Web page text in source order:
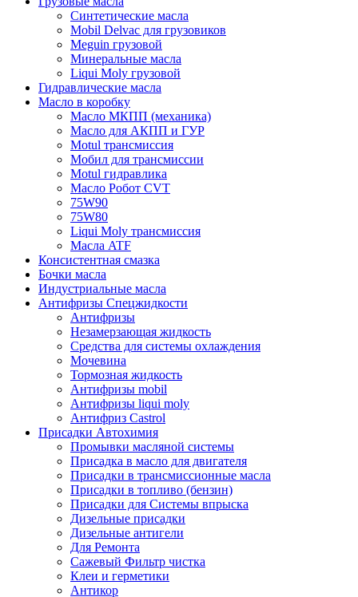
Синтетические масла
Mobil Delvac для грузовиков
Meguin грузовой
Минеральные масла
Liqui Moly грузовой
Гидравлические масла
Масло в коробку
Масло МКПП (механика)
Масло для АКПП и ГУР
Motul трансмиссия
Мобил для трансмиссии
Motul гидравлика
Масло Робот CVT
75W90
75W80
Liqui Moly трансмиссия
Масла ATF
Консистентная смазка
Бочки масла
Индустриальные масла
Антифризы Спецжидкости
Антифризы
Незамерзающая жидкость
Средства для системы охлаждения
Мочевина
Тормозная жидкость
Антифризы mobil
Антифризы liqui moly
Антифриз Castrol
Присадки Автохимия
Промывки масляной системы
Присадка в масло для двигателя
Присадки в трансмиссионные масла
Присадки в топливо (бензин)
Присадки для Системы впрыска
Дизельные присадки
Дизельные антигели
Для Ремонта
Сажевый Фильтр чистка
Клеи и герметики
Антикор